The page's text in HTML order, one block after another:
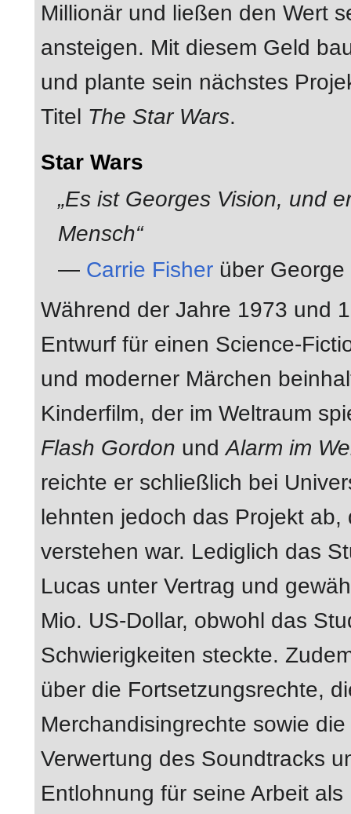
Millionär und ließen den Wert
ansteigen. Mit diesem Geld
und plante sein nächstes
Titel The Star Wars.
Star Wars
„Es ist Georges Vision, und
Mensch“
— Carrie Fisher über
Während der Jahre 1973 und
Entwurf für einen Science-
und moderner Märchen
Kinderfilm, der im Weltraum
Flash Gordon undAlarm im
reichte er schließlich bei
lehnten jedoch das Projekt
verstehen war. Lediglich das
Lucas unter Vertrag und
Mio. US-Dollar, obwohl das
Schwierigkeiten steckte.
über die Fortsetzungsrechte,
Merchandisingrechte sowie
Verwertung des Soundtracks
Entlohnung für seine Arbeit